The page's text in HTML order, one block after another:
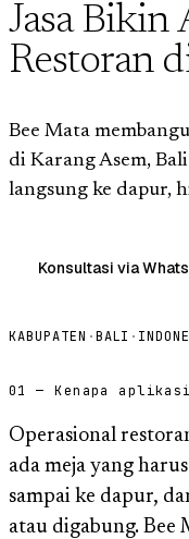
Jasa Bikin
Restoran
Bee Mata
di Karang Asem,
langsung ke dapur,
Konsultasi via
KABUPATEN ·BALI ·
01 — Kenapa
Operasional
ada meja yang
sampai ke dapur,
atau digabung. Bee